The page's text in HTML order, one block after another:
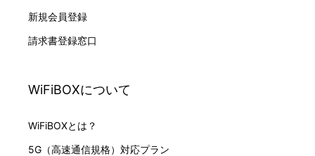
新規会員登録
請求書登録窓口
WiFiBOXについて
WiFiBOXとは？
5G（高速通信規格）対応プラン